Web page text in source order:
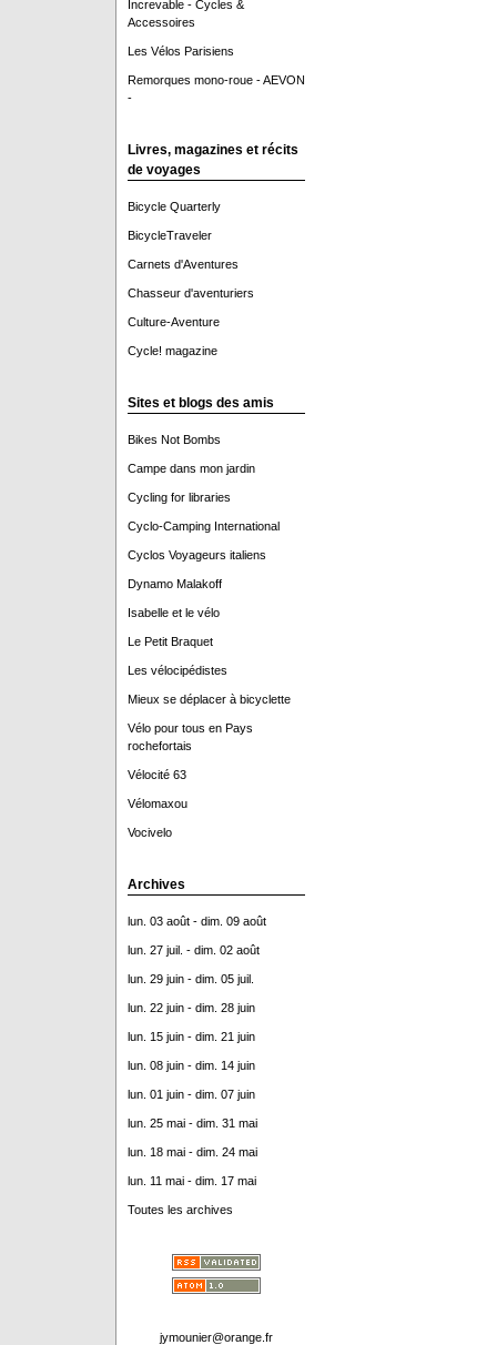
Increvable - Cycles &
Accessoires
Les Vélos Parisiens
Remorques mono-roue - AEVON
-
Livres, magazines et récits
de voyages
Bicycle Quarterly
BicycleTraveler
Carnets d'Aventures
Chasseur d'aventuriers
Culture-Aventure
Cycle! magazine
Sites et blogs des amis
Bikes Not Bombs
Campe dans mon jardin
Cycling for libraries
Cyclo-Camping International
Cyclos Voyageurs italiens
Dynamo Malakoff
Isabelle et le vélo
Le Petit Braquet
Les vélocipédistes
Mieux se déplacer à bicyclette
Vélo pour tous en Pays
rochefortais
Vélocité 63
Vélomaxou
Vocivelo
Archives
lun. 03 août - dim. 09 août
lun. 27 juil. - dim. 02 août
lun. 29 juin - dim. 05 juil.
lun. 22 juin - dim. 28 juin
lun. 15 juin - dim. 21 juin
lun. 08 juin - dim. 14 juin
lun. 01 juin - dim. 07 juin
lun. 25 mai - dim. 31 mai
lun. 18 mai - dim. 24 mai
lun. 11 mai - dim. 17 mai
Toutes les archives
jymounier@orange.fr